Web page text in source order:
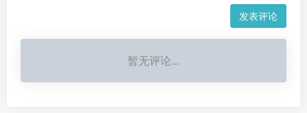
发表评论
暂无评论...